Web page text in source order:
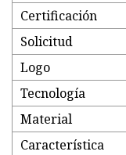
Certificación
Solicitud
Logo
Tecnología
Material
Característica